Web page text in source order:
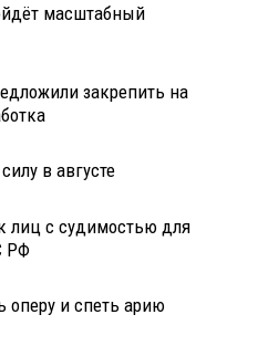
масштабный
закрепить на
в августе
лиц с судимостью для
РФ
оперу и спеть арию